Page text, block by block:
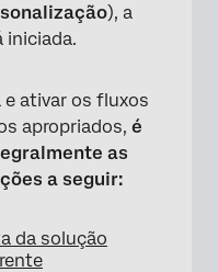
), a
iniciada.
e ativar os fluxos
apropriados, é
as
a seguir:
da solução